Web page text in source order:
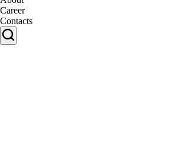
Career
Contacts